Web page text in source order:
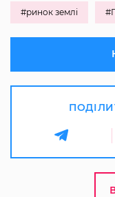
#ринок землі